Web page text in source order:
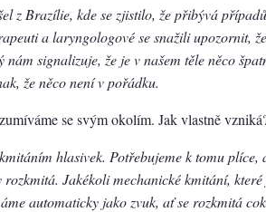
z Brazílie, kde se zjistilo, že přibývá
a laryngologové se snažili upozornit,
nám signalizuje, že je v našem těle něco
že něco není v pořádku.
se svým okolím. Jak vlastně
hlasivek. Potřebujeme k tomu plíce,
Jakékoli mechanické kmitání,
automaticky jako zvuk, ať se rozkmitá